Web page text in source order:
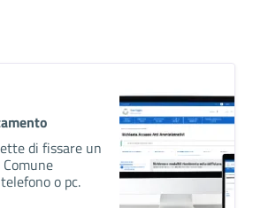
di fissare un
o pc.